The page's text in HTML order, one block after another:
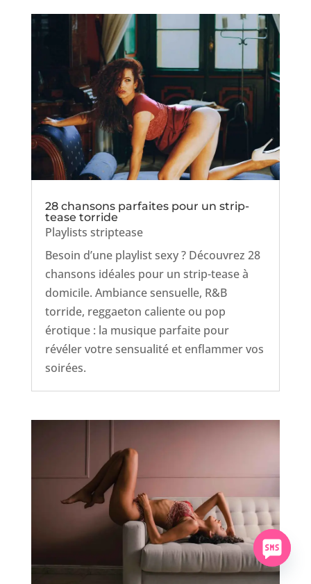
28 chansons parfaites pour un strip-
tease torride
Playlists striptease
Besoin d’une playlist sexy ? Découvrez 28
chansons idéales pour un strip-tease à
domicile. Ambiance sensuelle, R&B
torride, reggaeton caliente ou pop
érotique : la musique parfaite pour
révéler votre sensualité et enflammer vos
soirées.